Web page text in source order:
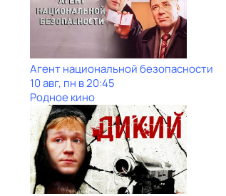
Агент национальной безопасности
10 авг, пн в 20:45
Родное кино